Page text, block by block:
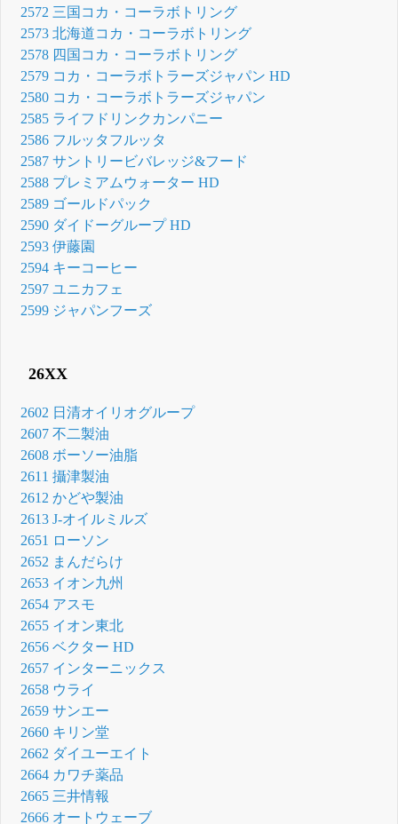
2572 三国コカ・コーラボトリング
2573 北海道コカ・コーラボトリング
2578 四国コカ・コーラボトリング
2579 コカ・コーラボトラーズジャパン HD
2580 コカ・コーラボトラーズジャパン
2585 ライフドリンクカンパニー
2586 フルッタフルッタ
2587 サントリービバレッジ&フード
2588 プレミアムウォーター HD
2589 ゴールドパック
2590 ダイドーグループ HD
2593 伊藤園
2594 キーコーヒー
2597 ユニカフェ
2599 ジャパンフーズ
26XX
2602 日清オイリオグループ
2607 不二製油
2608 ボーソー油脂
2611 攝津製油
2612 かどや製油
2613 J-オイルミルズ
2651 ローソン
2652 まんだらけ
2653 イオン九州
2654 アスモ
2655 イオン東北
2656 ベクター HD
2657 インターニックス
2658 ウライ
2659 サンエー
2660 キリン堂
2662 ダイユーエイト
2664 カワチ薬品
2665 三井情報
2666 オートウェーブ